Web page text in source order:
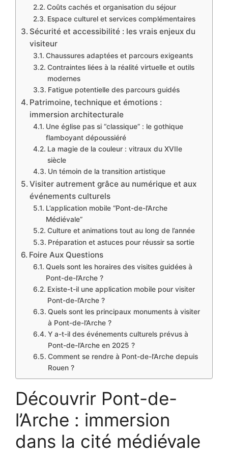
Coûts cachés et organisation du séjour
Espace culturel et services complémentaires
Sécurité et accessibilité : les vrais enjeux du
visiteur
Chaussures adaptées et parcours exigeants
Contraintes liées à la réalité virtuelle et outils
modernes
Fatigue potentielle des parcours guidés
Patrimoine, technique et émotions :
immersion architecturale
Une église pas si “classique” : le gothique
flamboyant dépoussiéré
La magie de la couleur : vitraux du XVIIe
siècle
Un témoin de la transition artistique
Visiter autrement grâce au numérique et aux
événements culturels
L’application mobile “Pont-de-l’Arche
Médiévale”
Culture et animations tout au long de l’année
Préparation et astuces pour réussir sa sortie
Foire Aux Questions
Quels sont les horaires des visites guidées à
Pont-de-l’Arche ?
Existe-t-il une application mobile pour visiter
Pont-de-l’Arche ?
Quels sont les principaux monuments à visiter
à Pont-de-l’Arche ?
Y a-t-il des événements culturels prévus à
Pont-de-l’Arche en 2025 ?
Comment se rendre à Pont-de-l’Arche depuis
Rouen ?
Découvrir Pont-de-
l’Arche : immersion
dans la cité médiévale